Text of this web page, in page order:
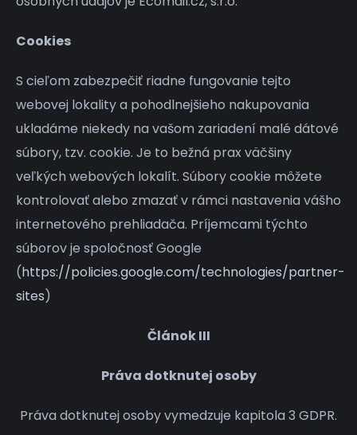
Cookies
S cieľom zabezpečiť riadne fungovanie tejto
webovej lokality a pohodlnejšieho nakupovania
ukladáme niekedy na vašom zariadení malé dátové
súbory, tzv. cookie. Je to bežná prax väčšiny
veľkých webových lokalít. Súbory cookie môžete
kontrolovať alebo zmazať v rámci nastavenia vášho
internetového prehliadača. Príjemcami týchto
súborov je spoločnosť Google
(https://policies.google.com/technologies/partner-
sites)
Článok III
Práva dotknutej osoby
Práva dotknutej osoby vymedzuje kapitola 3 GDPR.